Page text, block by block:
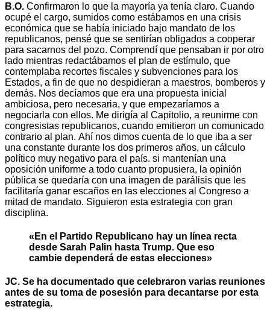
B.O. Confirmaron lo que la mayoría ya tenía claro. Cuando
ocupé el cargo, sumidos como estábamos en una crisis
económica que se había iniciado bajo mandato de los
republicanos, pensé que se sentirían obligados a cooperar
para sacarnos del pozo. Comprendí que pensaban ir por otro
lado mientras redactábamos el plan de estímulo, que
contemplaba recortes fiscales y subvenciones para los
Estados, a fin de que no despidieran a maestros, bomberos y
demás. Nos decíamos que era una propuesta inicial
ambiciosa, pero necesaria, y que empezaríamos a
negociarla con ellos. Me dirigía al Capitolio, a reunirme con
congresistas republicanos, cuando emitieron un comunicado
contrario al plan. Ahí nos dimos cuenta de lo que iba a ser
una constante durante los dos primeros años, un cálculo
político muy negativo para el país. si mantenían una
oposición uniforme a todo cuanto propusiera, la opinión
pública se quedaría con una imagen de parálisis que les
facilitaría ganar escaños en las elecciones al Congreso a
mitad de mandato. Siguieron esta estrategia con gran
disciplina.
«En el Partido Republicano hay un línea recta
desde Sarah Palin hasta Trump. Que eso
cambie dependerá de estas elecciones»
JC. Se ha documentado que celebraron varias reuniones
antes de su toma de posesión para decantarse por esta
estrategia.